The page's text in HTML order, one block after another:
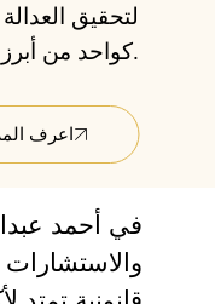
لتحقيق
كواحد من أبرز مكاتب المحاماة في دبي.
اعرف
في أحمد
والاستشارات